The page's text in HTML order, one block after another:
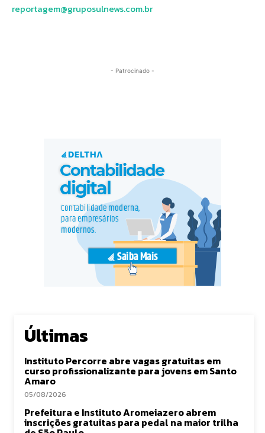
reportagem@gruposulnews.com.br
- Patrocinado -
Últimas
Instituto Percorre abre vagas gratuitas em
curso profissionalizante para jovens em Santo
Amaro
05/08/2026
Prefeitura e Instituto Aromeiazero abrem
inscrições gratuitas para pedal na maior trilha